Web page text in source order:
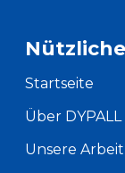
Startseite
Über
Unsere Arbeit